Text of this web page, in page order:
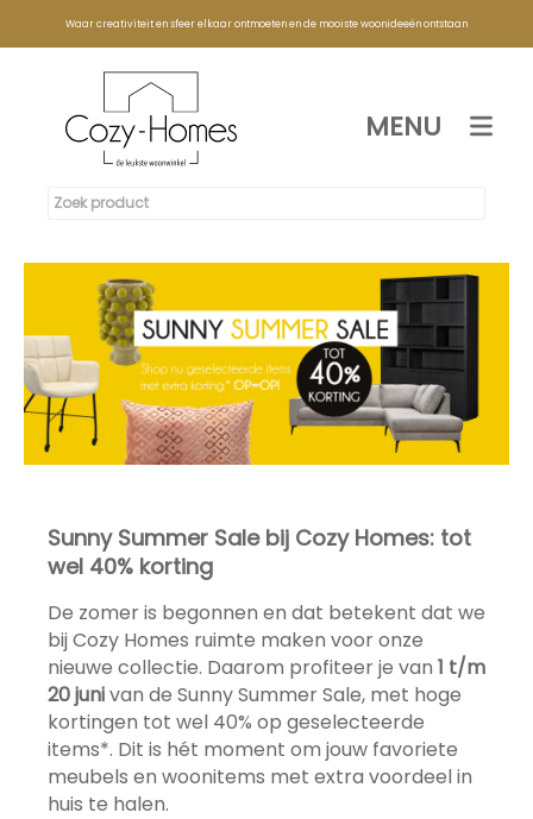
Waar creativiteit en sfeer elkaar ontmoeten en de mooiste woonideeën ontstaan
MENU
Sunny Summer Sale bij Cozy Homes: tot
wel 40% korting
De zomer is begonnen en dat betekent dat we
bij Cozy Homes ruimte maken voor onze
nieuwe collectie. Daarom profiteer je van 1 t/m
20 junivan de Sunny Summer Sale, met hoge
kortingen tot wel 40% op geselecteerde
items*. Dit is hét moment om jouw favoriete
meubels en woonitems met extra voordeel in
huis te halen.